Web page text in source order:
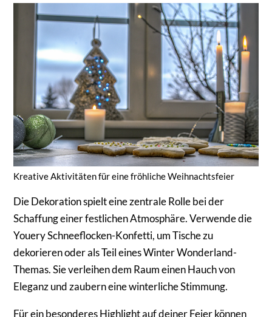
Kreative Aktivitäten für eine fröhliche Weihnachtsfeier
Die Dekoration spielt eine zentrale Rolle bei der
Schaffung einer festlichen Atmosphäre. Verwende die
Youery Schneeflocken-Konfetti, um Tische zu
dekorieren oder als Teil eines Winter Wonderland-
Themas. Sie verleihen dem Raum einen Hauch von
Eleganz und zaubern eine winterliche Stimmung.
Für ein besonderes Highlight auf deiner Feier können